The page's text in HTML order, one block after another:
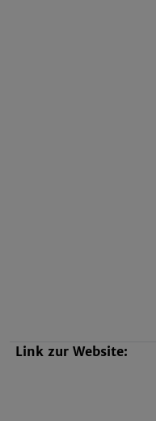
Link zur Website: